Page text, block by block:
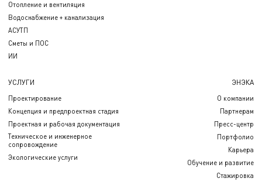
Отопление и вентиляция
Водоснабжение + канализация
АСУТП
Сметы и ПОС
ИИ
УСЛУГИ
Проектирование
Концепция и предпроектная стадия
Проектная и рабочая документация
Техническое и инженерное
сопровождение
Экологические услуги
ЭНЭКА
О компании
Партнерам
Пресс-центр
Портфолио
Карьера
Обучение и развитие
Стажировка